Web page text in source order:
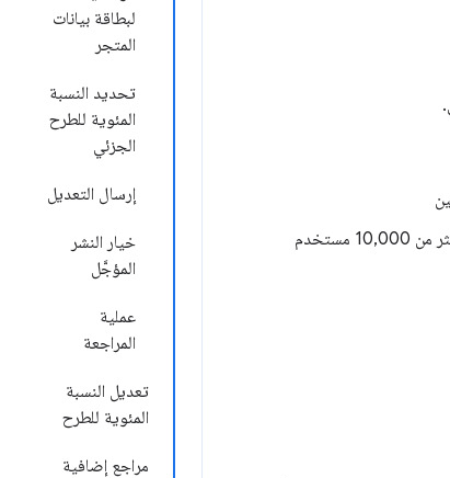
لبطاقة بيانات
المتجر
تحديد النسبة
المئوية للطرح
الجزئي
إرسال التعديل
خيار النشر
المؤجَّل
عملية
المراجعة
تعديل النسبة
المئوية للطرح
مراجع إضافية
للعناصر التي تم نشرها سابقًا مع طرح جزئي. (متاح للعناصر التي تضم أكثر من 10,000 مستخدم